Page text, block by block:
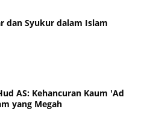
dan Syukur dalam Islam
AS: Kehancuran Kaum 'Ad
yang Megah